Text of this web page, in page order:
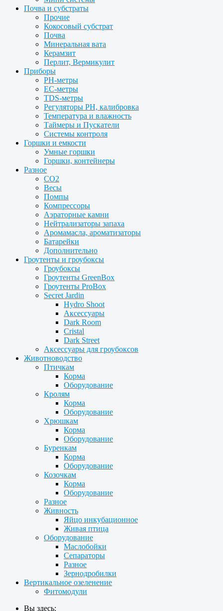
Почва и субстраты
Прочие
Кокосовый субстрат
Почва
Минеральная вата
Керамзит
Перлит, Вермикулит
Приборы
PH-метры
EC-метры
TDS-метры
Регуляторы PH, калибровка
Температура и влажность
Таймеры и Пускатели
Системы контроля
Горшки и емкости
Умные горшки
Горшки, контейнеры
Разное
CO2
Весы
Помпы
Компрессоры
Аэраторные камни
Нейтрализаторы запаха
Аромамасла, ароматизаторы
Батарейки
Дополнительно
Гроутенты и гроубоксы
Гроубоксы
Гроутенты GreenBox
Гроутенты ProBox
Secret Jardin
Hydro Shoot
Аксессуары
Dark Room
Cristal
Dark Street
Аксессуары для гроубоксов
Животноводство
Птичкам
Корма
Оборудование
Кролям
Корма
Оборудование
Хрюшкам
Корма
Оборудование
Буренкам
Корма
Оборудование
Козочкам
Корма
Оборудование
Разное
Живность
Яйцо инкубационное
Живая птица
Оборудование
Маслобойки
Сепараторы
Разное
Зернодробилки
Вертикальное озеленение
Фитомодули
Вы здесь: